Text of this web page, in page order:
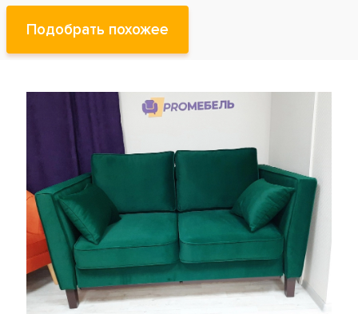
Подобрать похожее